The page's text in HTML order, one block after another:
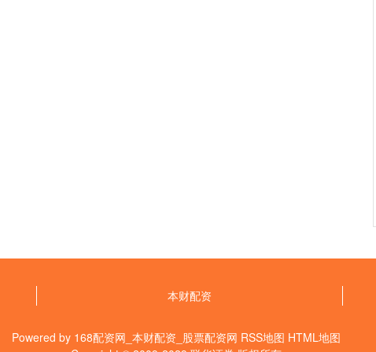
本财配资
Powered by 168配资网_本财配资_股票配资网 RSS地图 HTML地图